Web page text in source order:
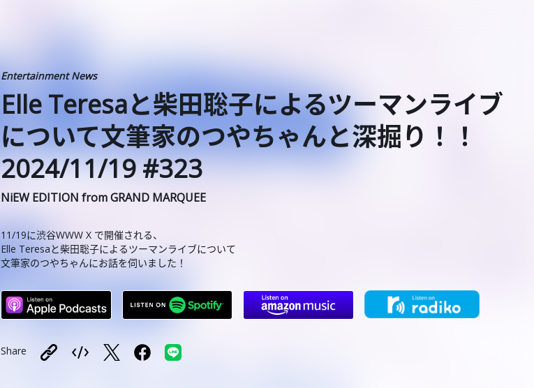
Entertainment News
Elle Teresaと柴田聡子によるツーマンライブ
について文筆家のつやちゃんと深掘り！！
2024/11/19 #323
NiEW EDITION from GRAND MARQUEE
11/19に渋谷WWW X で開催される、
Elle Teresaと柴田聡子によるツーマンライブについて
文筆家のつやちゃんにお話を伺いました！
Share